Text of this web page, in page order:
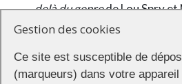
delà du genrede Lou Spry
leseul-en-scèneDans la
Les lieux
Gestion des cookies
Ce site est susceptible de
(marqueurs) dans votre